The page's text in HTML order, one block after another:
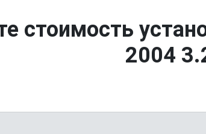
стоимость
2004